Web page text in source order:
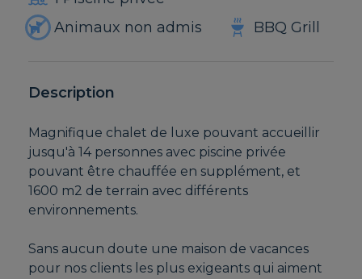
Animaux non admis
BBQ Grill
Description
Magnifique chalet de luxe pouvant accueillir
jusqu'à 14 personnes avec piscine privée
pouvant être chauffée en supplément, et
1600 m2 de terrain avec différents
environnements.
Sans aucun doute une maison de vacances
pour nos clients les plus exigeants qui aiment